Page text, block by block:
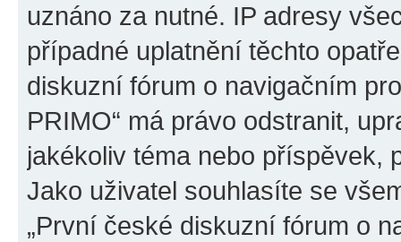
uznáno za nutné. IP adresy
případné uplatnění těchto
diskuzní fórum o navigačním
PRIMO“ má právo odstranit,
jakékoliv téma nebo příspěvek,
Jako uživatel souhlasíte se
„První české diskuzní fórum o